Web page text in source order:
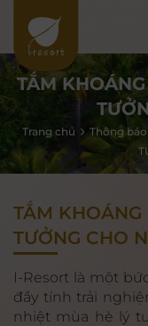
TẮM
Trang chủ Thông báo
TẮM
TƯỞNG CHO
I-Resort là một
đầy tính trải
nhiệt mùa hè lý